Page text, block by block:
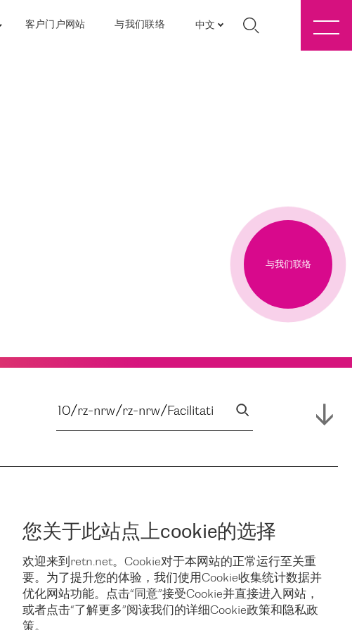
客户门户网站 与我们联络 中文
您关于此站点上cookie的选择
欢迎来到retn.net。Cookie对于本网站的正常运行至关重
要。为了提升您的体验，我们使用Cookie收集统计数据并
优化网站功能。点击“同意”接受Cookie并直接进入网站，
或者点击“了解更多”阅读我们的详细Cookie政策和隐私政
策。
与我们联络